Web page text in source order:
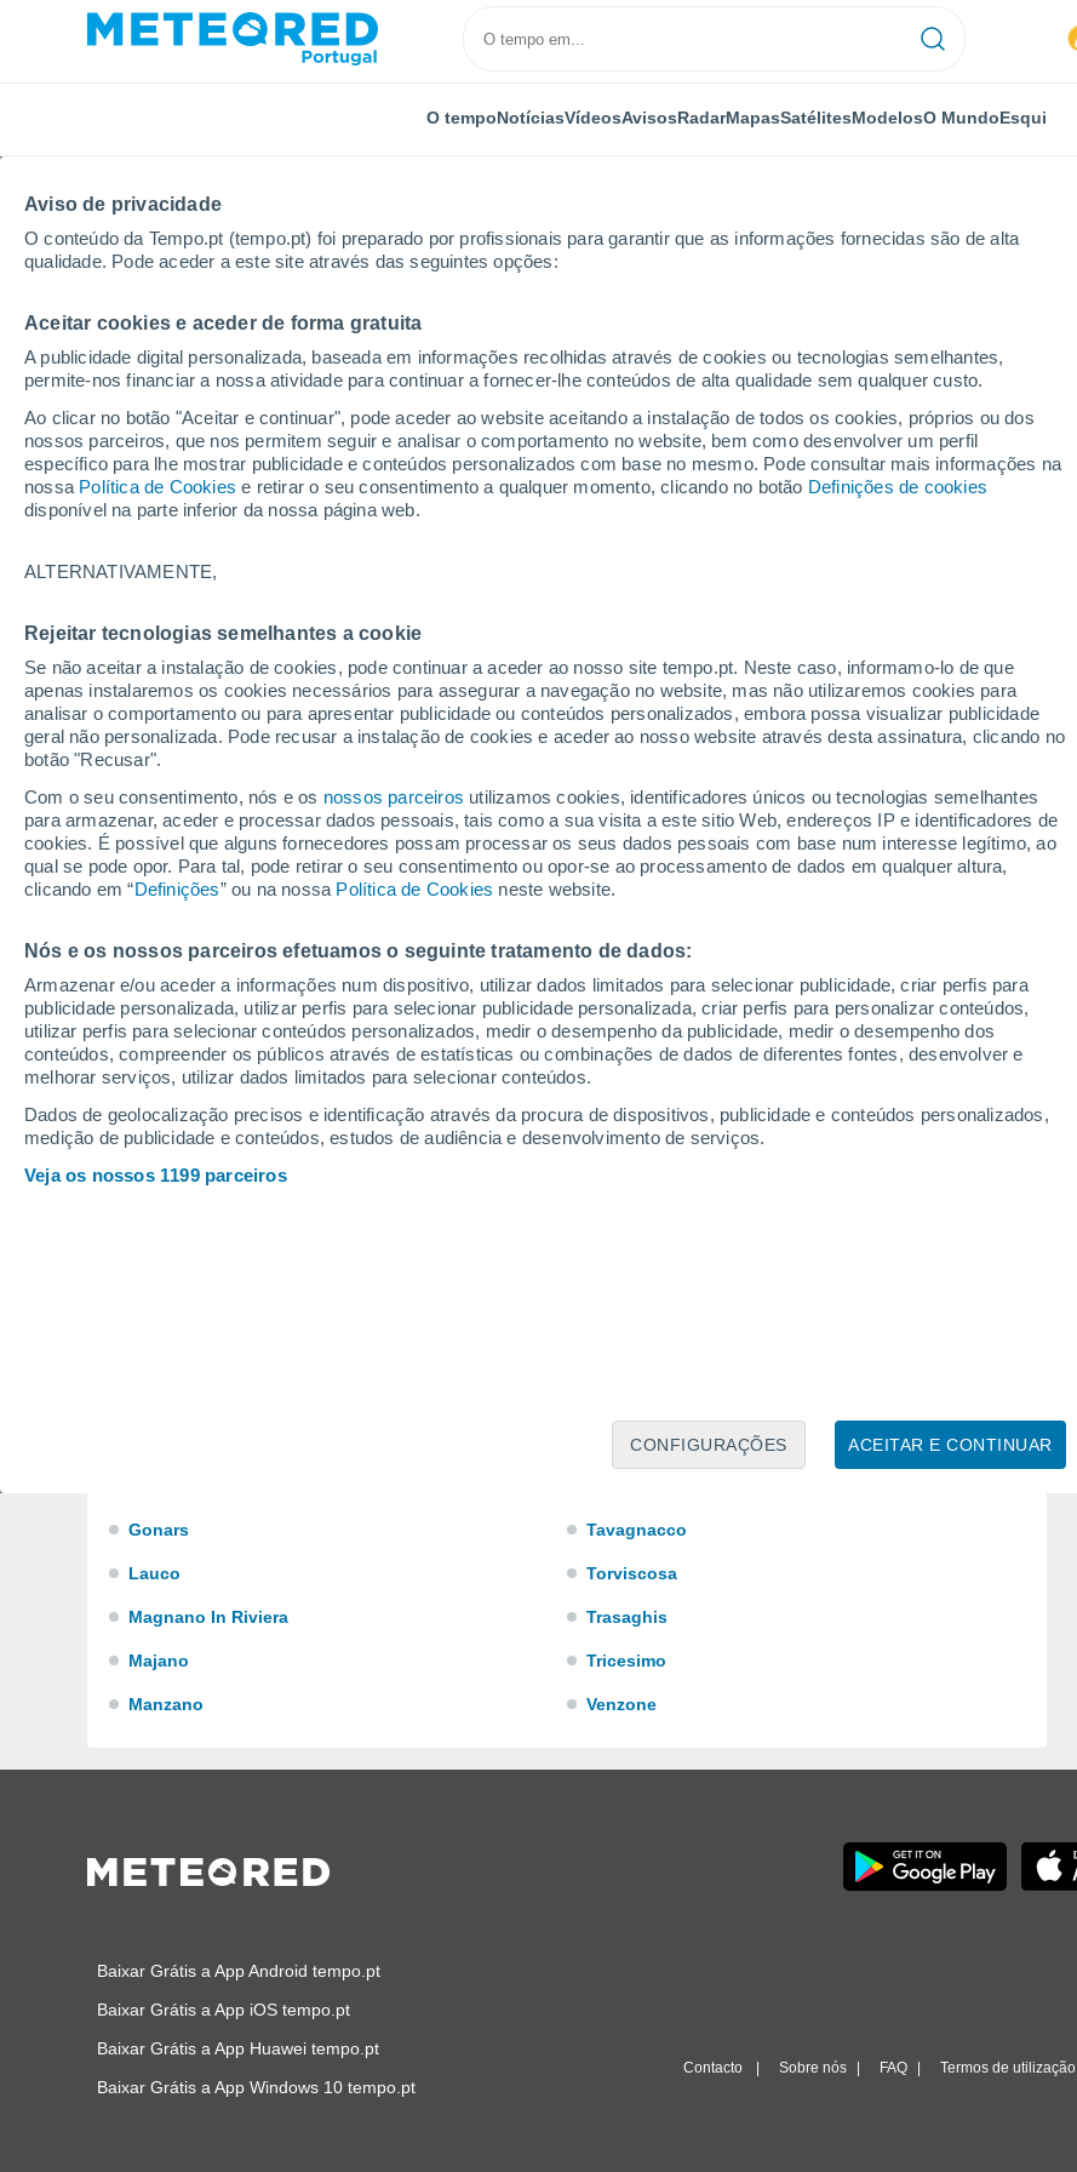
Aviso de privacidade
O conteúdo da Tempo.pt (tempo.pt) foi preparado por profissionais para garantir que as informações fornecidas são de alta
qualidade. Pode aceder a este site através das seguintes opções:
Aceitar cookies e aceder de forma gratuita
A publicidade digital personalizada, baseada em informações recolhidas através de cookies ou tecnologias semelhantes,
permite-nos financiar a nossa atividade para continuar a fornecer-lhe conteúdos de alta qualidade sem qualquer custo.
Ao clicar no botão "Aceitar e continuar", pode aceder ao website aceitando a instalação de todos os cookies, próprios ou dos
nossos parceiros, que nos permitem seguir e analisar o comportamento no website, bem como desenvolver um perfil
específico para lhe mostrar publicidade e conteúdos personalizados com base no mesmo. Pode consultar mais informações na
nossa Política de Cookies e retirar o seu consentimento a qualquer momento, clicando no botão Definições de cookies
disponível na parte inferior da nossa página web.
ALTERNATIVAMENTE,
Rejeitar tecnologias semelhantes a cookie
Se não aceitar a instalação de cookies, pode continuar a aceder ao nosso site tempo.pt. Neste caso, informamo-lo de que
apenas instalaremos os cookies necessários para assegurar a navegação no website, mas não utilizaremos cookies para
analisar o comportamento ou para apresentar publicidade ou conteúdos personalizados, embora possa visualizar publicidade
geral não personalizada. Pode recusar a instalação de cookies e aceder ao nosso website através desta assinatura, clicando no
botão "Recusar".
Com o seu consentimento, nós e os nossos parceiros utilizamos cookies, identificadores únicos ou tecnologias semelhantes
para armazenar, aceder e processar dados pessoais, tais como a sua visita a este sitio Web, endereços IP e identificadores de
cookies. É possível que alguns fornecedores possam processar os seus dados pessoais com base num interesse legítimo, ao
qual se pode opor. Para tal, pode retirar o seu consentimento ou opor-se ao processamento de dados em qualquer altura,
clicando em “Definições” ou na nossa Política de Cookies neste website.
Nós e os nossos parceiros efetuamos o seguinte tratamento de dados:
Armazenar e/ou aceder a informações num dispositivo, utilizar dados limitados para selecionar publicidade, criar perfis para
publicidade personalizada, utilizar perfis para selecionar publicidade personalizada, criar perfis para personalizar conteúdos,
utilizar perfis para selecionar conteúdos personalizados, medir o desempenho da publicidade, medir o desempenho dos
conteúdos, compreender os públicos através de estatísticas ou combinações de dados de diferentes fontes, desenvolver e
melhorar serviços, utilizar dados limitados para selecionar conteúdos.
Dados de geolocalização precisos e identificação através da procura de dispositivos, publicidade e conteúdos personalizados,
medição de publicidade e conteúdos, estudos de audiência e desenvolvimento de serviços.
Veja os nossos 1199 parceiros
ACEITAR E CONTINUAR
CONFIGURAÇÕES
O tempoNotíciasVídeosAvisosRadarMapasSatélitesModelosO MundoEsqui
Início Itália Província de Udine Localidades
O tempo em todos os lugares da Província de
Udine
O tempo em todos os lugares da Província de Udine
Aiello Del Friuli
Aquileia
Arta Terme
Artegna
Bagnaria Arsa
Basiliano
Buttrio
Campoformido
Carlino
Castions di Strada
Chiusaforte
Corno Di Rosazzo
Gonars
Lauco
Magnano In Riviera
Majano
Manzano
Marano Lagunare
Martignacco
Nimis
Ovaro
Pagnacco
Palazzolo Dello Stella
Pasian di Prato
Paularo
Pavia di Udine
Pozzuolo del Friuli
Sedegliano
Tavagnacco
Torviscosa
Trasaghis
Tricesimo
Venzone
Baixar Grátis a App Android tempo.pt
Baixar Grátis a App iOS tempo.pt
Baixar Grátis a App Huawei tempo.pt
Baixar Grátis a App Windows 10 tempo.pt
Contacto Sobre nós FAQ Termos de utilização